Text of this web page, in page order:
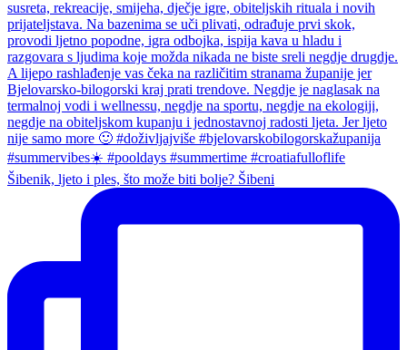
Šibenik, ljeto i ples, što može biti bolje? Šibeni